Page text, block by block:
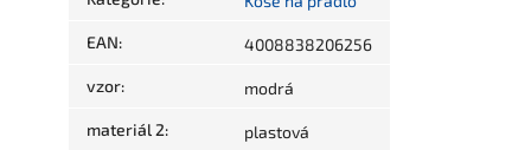
EAN: 4008838206256
vzor: modrá
materiál 2: plastová